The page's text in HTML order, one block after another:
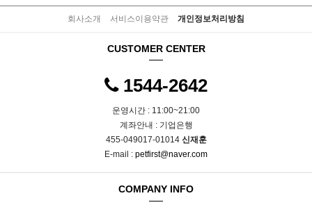
회사소개 서비스이용약관 개인정보처리방침
CUSTOMER CENTER
1544-2642
운영시간 : 11:00~21:00
계좌안내 : 기업은행
455-049017-01014 신재훈
E-mail : petfirst@naver.com
COMPANY INFO